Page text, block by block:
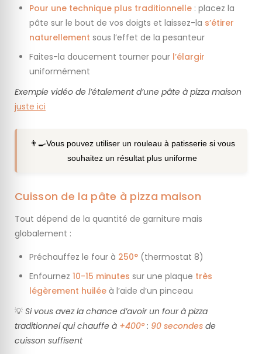
Pour une technique plus traditionnelle : placez la
pâte sur le bout de vos doigts et laissez-la s’étirer
naturellement sous l’effet de la pesanteur
Faites-la doucement tourner pour l’élargir
uniformément
Exemple vidéo de l’étalement d’une pâte à pizza maison
juste ici
👨‍🍳Vous pouvez utiliser un rouleau à patisserie si vous
souhaitez un résultat plus uniforme
Cuisson de la pâte à pizza maison
Tout dépend de la quantité de garniture mais
globalement :
Préchauffez le four à 250° (thermostat 8)
Enfournez 10-15 minutes sur une plaque très
légèrement huilée à l’aide d’un pinceau
💡 Si vous avez la chance d’avoir un four à pizza
traditionnel qui chauffe à +400° : 90 secondes de
cuisson suffisent